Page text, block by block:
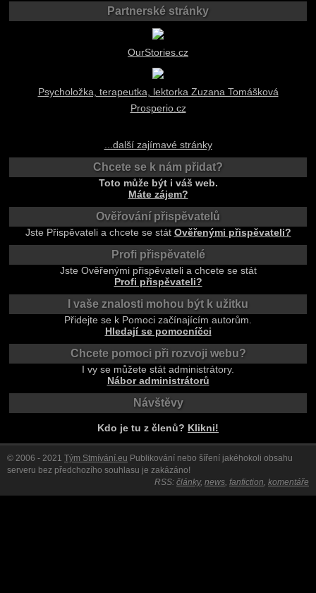
Partnerské stránky
OurStories.cz
Psycholožka, terapeutka, lektorka Zuzana Tomášková
Prosperio.cz
...další zajímavé stránky
Chcete se k nám přidat?
Toto může být i váš web.
Máte zájem?
Ověřování přispěvatelů
Jste Přispěvateli a chcete se stát Ověřenými přispěvateli?
Profi přispěvatelé
Jste Ověřenými přispěvateli a chcete se stát
Profi přispěvateli?
I vaše znalosti mohou být k užitku
Přidejte se k Pomoci začínajícím autorům.
Hledají se pomocníčci
Chcete pomoci při rozvoji webu?
I vy se můžete stát administrátory.
Nábor administrátorů
Návštěvy
Kdo je tu z členů? Klikni!
© 2006 - 2021 Tým Stmívání.eu Publikování nebo šíření jakéhokoli obsahu
serveru bez předchozího souhlasu je zakázáno!
RSS: články, news fanfiction komentáře